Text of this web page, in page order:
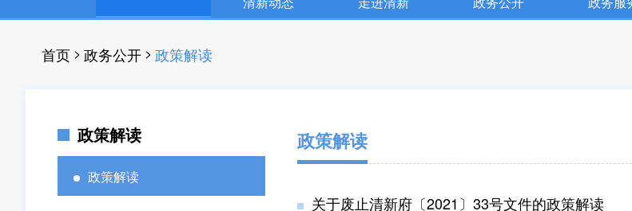
首页 > 政务公开 > 政策解读
政策解读
政策解读
政策解读
关于废止清新府〔2021〕33号文件的政策解读